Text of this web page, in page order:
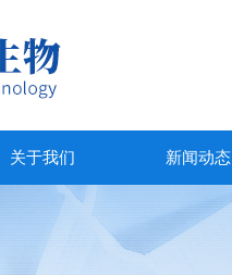
关于我们 新闻动态